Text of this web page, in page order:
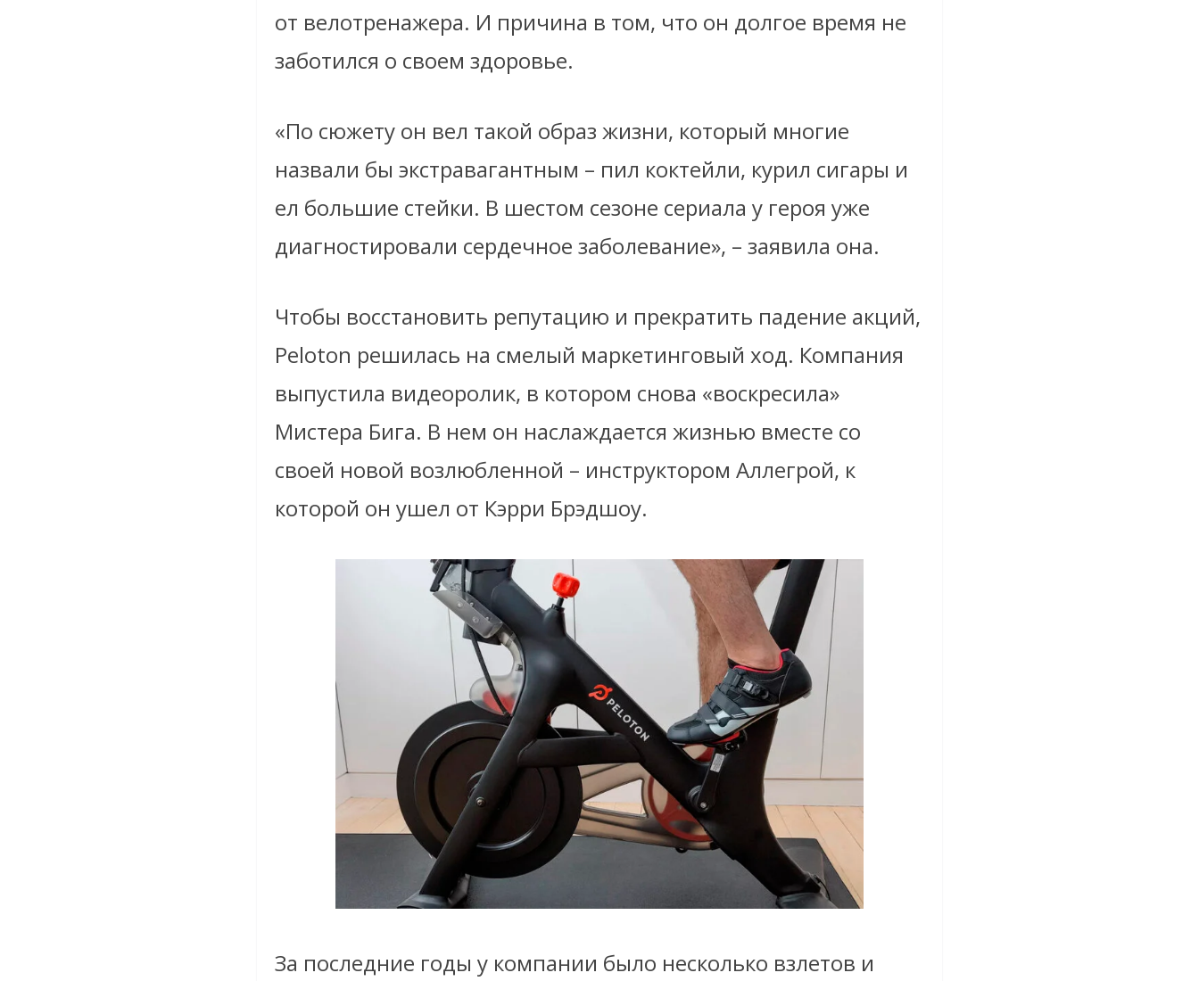
от велотренажера. И причина в том, что он долгое время не
заботился о своем здоровье.
«По сюжету он вел такой образ жизни, который многие
назвали бы экстравагантным – пил коктейли, курил сигары и
ел большие стейки. В шестом сезоне сериала у героя уже
диагностировали сердечное заболевание», – заявила она.
Чтобы восстановить репутацию и прекратить падение акций,
Peloton решилась на смелый маркетинговый ход. Компания
выпустила видеоролик, в котором снова «воскресила»
Мистера Бига. В нем он наслаждается жизнью вместе со
своей новой возлюбленной – инструктором Аллегрой, к
которой он ушел от Кэрри Брэдшоу.
За последние годы у компании было несколько взлетов и